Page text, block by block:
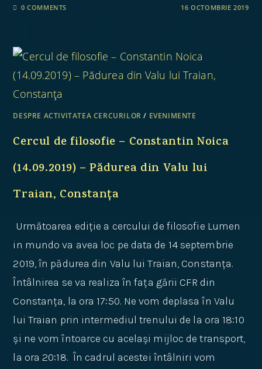
0 COMMENTS 16 OCTOMBRIE 2019
DESPRE ACTIVITATEA CERCURILOR / EVENIMENTE
Cercul de filosofie – Constantin Noica
(14.09.2019) – Pădurea din Valu lui
Traian, Constanța
Următoarea ediție a cercului de filosofie Lumen
in mundo va avea loc pe data de 14 septembrie
2019, în pădurea din Valu lui Traian, Constanța.
Întâlnirea se va realiza în fața gării CFR din
Constanța, la ora 17:50. Ne vom deplasa în Valu
lui Traian prin intermediul trenului de la ora 18:10
și ne vom întoarce cu același mijloc de transport,
la ora 20:18. În cadrul acestei întâlniri vom